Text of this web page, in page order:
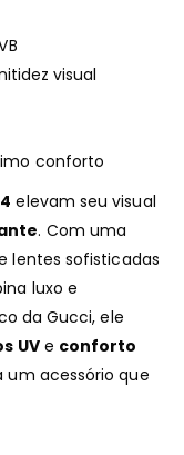
visual
conforto
elevam seu visual
. Com uma
lentes sofisticadas
luxo e
da Gucci, ele
UVe conforto
um acessório que